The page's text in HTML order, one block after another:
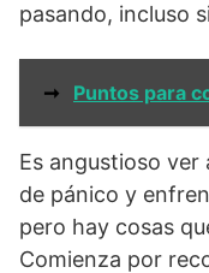
pasando, incluso
➞ Puntos para
Es angustioso ver
de pánico y
pero hay cosas
Comienza por